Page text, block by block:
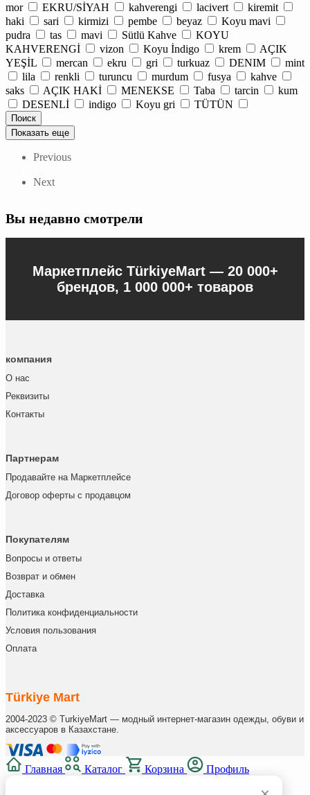
mor
EKRU/SİYAH kahverengi lacivert
kiremit
haki
sari kirmizi pembe beyaz
Koyu mavi
pudra
tas mavi Sütlü Kahve
KOYU
KAHVERENGİ
vizon Koyu İndigo krem
AÇIK
YEŞİL
mercan ekru gri turkuaz DENIM
mint
lila
renkli turuncu murdum fusya
kahve
saks
AÇIK HAKİ MENEKSE Taba tarcin
kum
DESENLİ
indigo Koyu gri TÜTÜN
Показать еще
Previous
Next
Вы недавно смотрели
Маркетплейс TürkiyeMart — 20 000+
брендов, 1 000 000+ товаров
компания
О нас
Реквизиты
Контакты
Партнерам
Продавайте на Маркетплейсе
Договор оферты с продавцом
Покупателям
Вопросы и ответы
Возврат и обмен
Доставка
Политика конфиденциальности
Условия пользования
Оплата
Türkiye Mart
2004-2023 © TurkiyeMart — модный интернет-магазин одежды, обуви и
аксессуаров в Казахстане.
Главная Каталог Корзина Профиль